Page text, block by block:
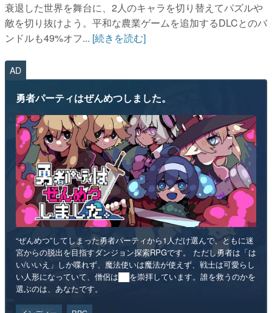
衰退した世界を舞台に、2人のキャラを切り替えてパズルや
敵を切り抜けよう。平和な農業ゲームを追加するDLCとのバ
ンドルも49%オフ... [続きを読む]
AD
勇者パーティはぜんめつしました。
“ぜんめつ”してしまった勇者パーティから1人だけ選んで、ともに迷
宮からの脱出を目指すダンジョン探索RPGです。 ただし勇者は「は
い/いいえ」しか喋れず、魔法使いは魔法が使えず、戦士は可愛らし
い人形になっていて、僧侶は██を崇拝しています。誰を救うのかを
選ぶのは、あなたです。